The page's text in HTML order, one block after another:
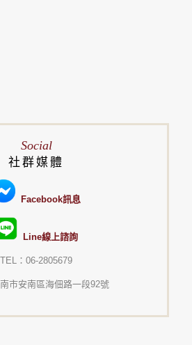
Social
社群媒體
Facebook訊息
Line線上諮詢
TEL：06-2805679
市安南區海佃路一段92號